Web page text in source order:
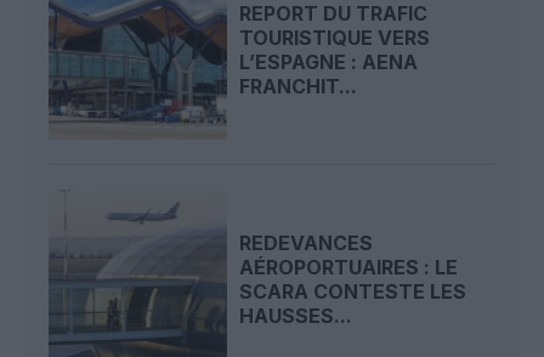
REPORT DU TRAFIC
TOURISTIQUE VERS
L’ESPAGNE : AENA
FRANCHIT...
REDEVANCES
AÉROPORTUAIRES : LE
SCARA CONTESTE LES
HAUSSES...